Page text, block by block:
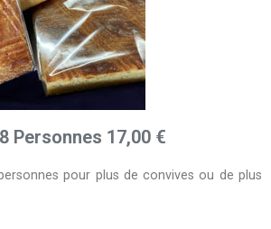
Personnes 17,00 €
pour plus de convives ou de plus